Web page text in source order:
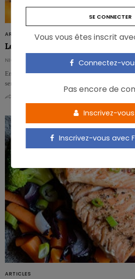
ARTICLES
Le régime MIND, bon pour le cerveau
NICOLAS GUGGENBÜHL
Entre l’alimentation méditerranéenne et le
semble capable de ralentir le déclin……
ARTICLES
Vous vous êtes inscrit
Connectez-
Pas encore de
Inscrivez-
Inscrivez-vous avec